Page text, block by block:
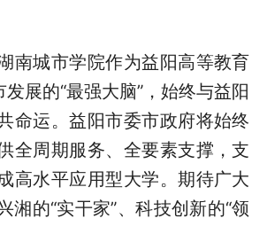
南城市学院作为益阳高等教育
发展的“最强大脑”，始终与益阳
命运。益阳市委市政府将始终
全周期服务、全要素支撑，支
高水平应用型大学。期待广大
湘的“实干家”、科技创新的“领